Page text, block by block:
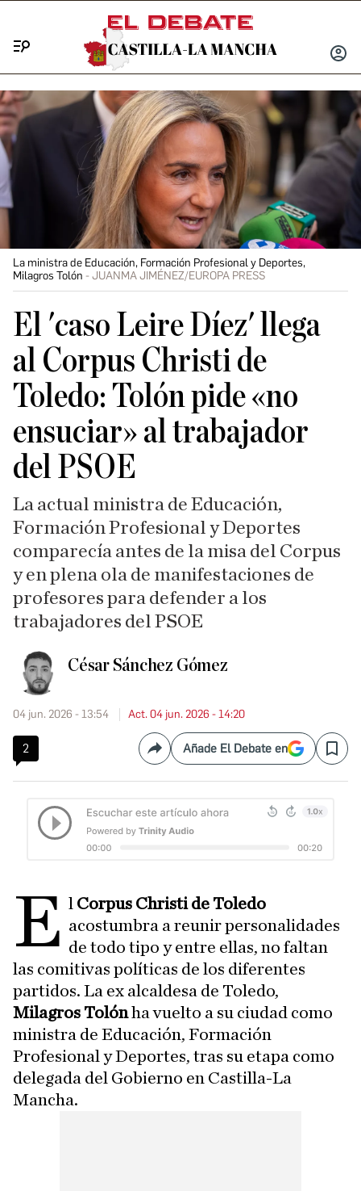
INICIAR
La ministra de Educación, Formación Profesional y Deportes,
Milagros Tolón
JUANMA JIMÉNEZ/EUROPA PRESS
El 'caso Leire Díez' llega
al Corpus Christi de
Toledo: Tolón pide «no
ensuciar» al trabajador
del PSOE
La actual ministra de Educación,
Formación Profesional y Deportes
comparecía antes de la misa del Corpus
y en plena ola de manifestaciones de
profesores para defender a los
trabajadores del PSOE
César Sánchez Gómez
04 jun. 2026 - 13:54 Act. 04 jun. 2026 - 14:20
2 CompartirAñade El Debate en Save
E l Corpus Christi de Toledo
acostumbra a reunir personalidades
de todo tipo y entre ellas, no faltan
las comitivas políticas de los diferentes
partidos. La ex alcaldesa de Toledo,
Milagros Tolónha vuelto a su ciudad como
ministra de Educación, Formación
Profesional y Deportes, tras su etapa como
delegada del Gobierno en Castilla-La
Mancha.